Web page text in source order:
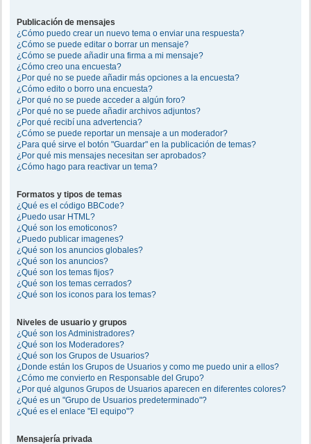
Publicación de mensajes
¿Cómo puedo crear un nuevo tema o enviar una respuesta?
¿Cómo se puede editar o borrar un mensaje?
¿Cómo se puede añadir una firma a mi mensaje?
¿Cómo creo una encuesta?
¿Por qué no se puede añadir más opciones a la encuesta?
¿Cómo edito o borro una encuesta?
¿Por qué no se puede acceder a algún foro?
¿Por qué no se puede añadir archivos adjuntos?
¿Por qué recibí una advertencia?
¿Cómo se puede reportar un mensaje a un moderador?
¿Para qué sirve el botón "Guardar" en la publicación de temas?
¿Por qué mis mensajes necesitan ser aprobados?
¿Cómo hago para reactivar un tema?
Formatos y tipos de temas
¿Qué es el código BBCode?
¿Puedo usar HTML?
¿Qué son los emoticonos?
¿Puedo publicar imagenes?
¿Qué son los anuncios globales?
¿Qué son los anuncios?
¿Qué son los temas fijos?
¿Qué son los temas cerrados?
¿Qué son los iconos para los temas?
Niveles de usuario y grupos
¿Qué son los Administradores?
¿Qué son los Moderadores?
¿Qué son los Grupos de Usuarios?
¿Donde están los Grupos de Usuarios y como me puedo unir a ellos?
¿Cómo me convierto en Responsable del Grupo?
¿Por qué algunos Grupos de Usuarios aparecen en diferentes colores?
¿Qué es un "Grupo de Usuarios predeterminado"?
¿Qué es el enlace "El equipo"?
Mensajería privada